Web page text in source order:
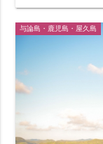
与論島・鹿児島・屋久島